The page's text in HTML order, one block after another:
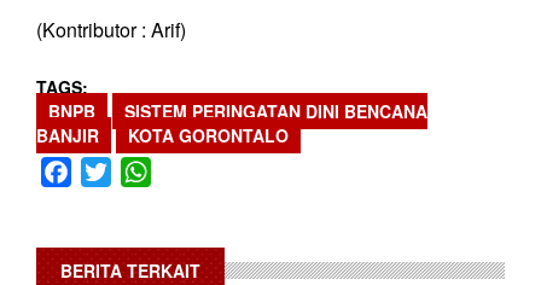
(Kontributor : Arif)
TAGS
BNPB
SISTEM PERINGATAN DINI BENCANA
BANJIR
KOTA GORONTALO
Facebook
Twitter
BERITA TERKAIT